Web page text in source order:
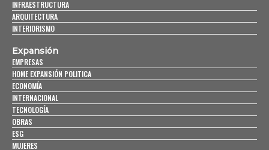
INFRAESTRUCTURA
ARQUITECTURA
INTERIORISMO
Expansión
EMPRESAS
HOME EXPANSIÓN POLITICA
ECONOMÍA
INTERNACIONAL
TECNOLOGÍA
OBRAS
ESG
MUJERES